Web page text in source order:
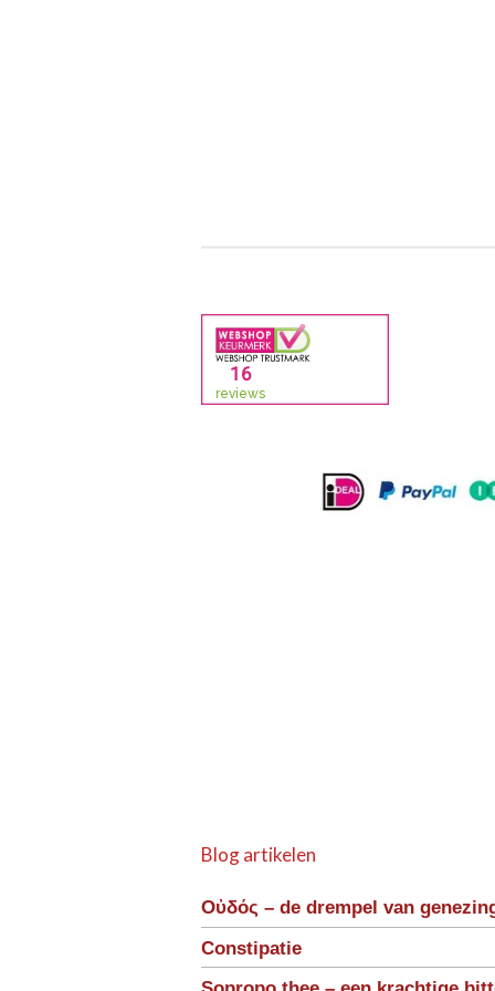
Blog artikelen
Οὐδός – de drempel van
Constipatie